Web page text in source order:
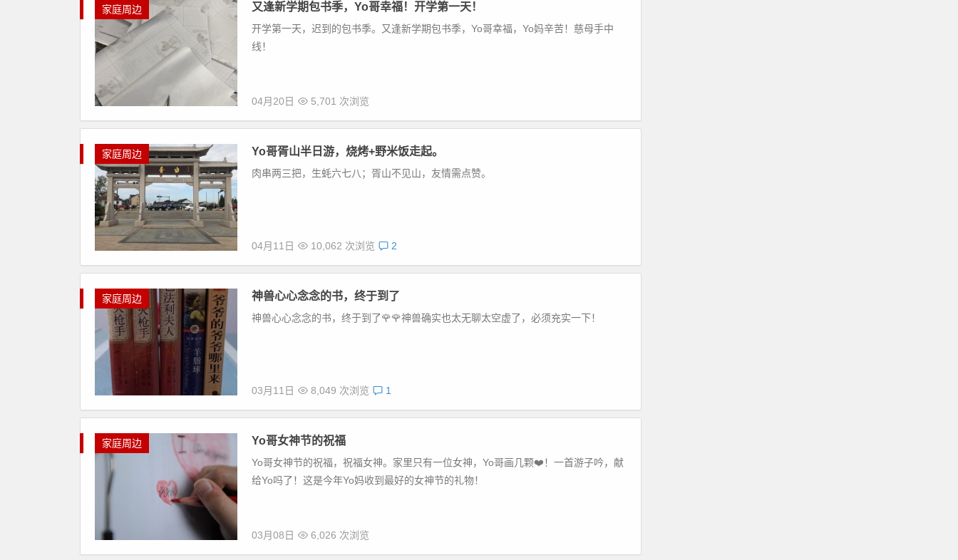
家庭周边 又逢新学期包书季，Yo哥幸福！开学第一天！
开学第一天，迟到的包书季。又逢新学期包书季，Yo哥幸福，Yo妈辛苦！慈母手中
线！
04月20日 5,701 次浏览
家庭周边 Yo哥胥山半日游，烧烤+野米饭走起。
肉串两三把，生蚝六七八；胥山不见山，友情需点赞。
04月11日 10,062 次浏览 2
家庭周边 神兽心心念念的书，终于到了
神兽心心念念的书，终于到了🌹🌹神兽确实也太无聊太空虚了，必须充实一下！
03月11日 8,049 次浏览 1
家庭周边 Yo哥女神节的祝福
Yo哥女神节的祝福，祝福女神。家里只有一位女神，Yo哥画几颗❤️！一首游子吟，献
给Yo吗了！这是今年Yo妈收到最好的女神节的礼物！
03月08日 6,026 次浏览